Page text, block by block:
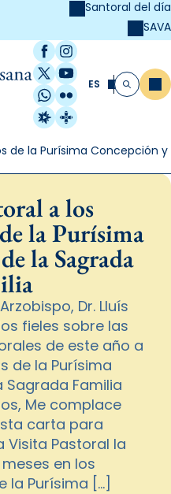
Santoral del día
SAVA
Facebook
Instagram
X / Twitter
YouTube
WhatsApp
Flickr
Radio Estel
Catalunya
ES Buscar
de la Purísima Concepción y
a los
la Purísima
la Sagrada
Dr. Lluís
fieles sobre las
de este año a
de la Purísima
Sagrada Familia
Me complace
carta para
Visita Pastoral la
en los
la Purísima […]